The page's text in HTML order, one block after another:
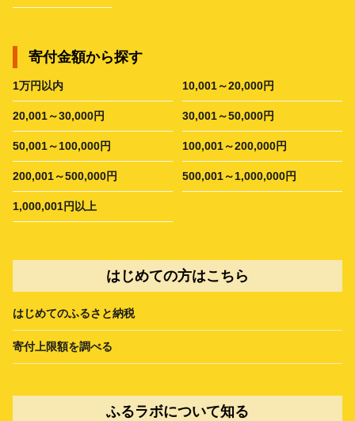
寄付金額から探す
1万円以内 10,001～20,000円
20,001～30,000円 30,001～50,000円
50,001～100,000円 100,001～200,000円
200,001～500,000円 500,001～1,000,000円
1,000,001円以上
はじめての方はこちら
はじめてのふるさと納税
寄付上限額を調べる
ふるラボについて知る